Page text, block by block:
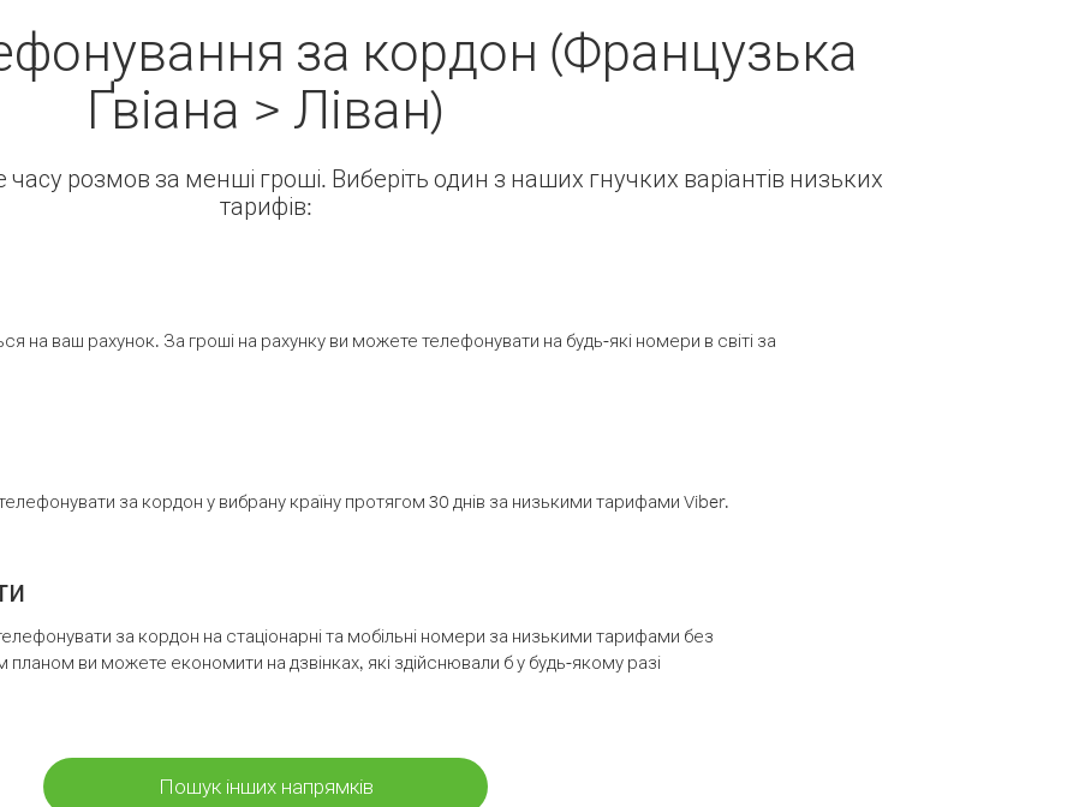
за кордон (Французька
Ґвіана > Ліван)
часу розмов за менші гроші. Виберіть один з наших гнучких варіантів низьких
тарифів:
на ваш рахунок. За гроші на рахунку ви можете телефонувати на будь-які номери в світі за
за кордон у вибрану країну протягом 30 днів за низькими тарифами Viber.
за кордон на стаціонарні та мобільні номери за низькими тарифами без
ви можете економити на дзвінках, які здійснювали б у будь-якому разі
Пошук інших напрямків